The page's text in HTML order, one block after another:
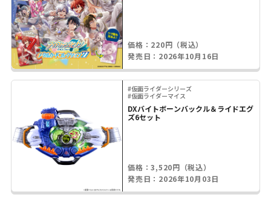
価格：220円（税込）
発売日：2026年10月16日
#仮面ライダーシリーズ
#仮面ライダーマイス
DXバイトボーンバックル＆ライドエグ
ズ6セット
価格：3,520円（税込）
発売日：2026年10月03日